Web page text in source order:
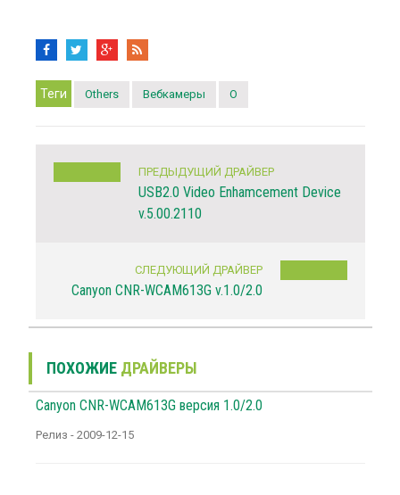
Теги Others Вебкамеры O
ПРЕДЫДУЩИЙ ДРАЙВЕР
USB2.0 Video Enhamcement Device
v.5.00.2110
СЛЕДУЮЩИЙ ДРАЙВЕР
Canyon CNR-WCAM613G v.1.0/2.0
ПОХОЖИЕ ДРАЙВЕРЫ
Canyon CNR-WCAM613G версия 1.0/2.0
Релиз - 2009-12-15